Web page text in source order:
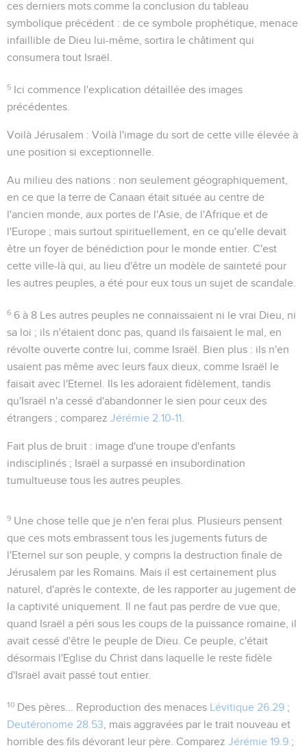
ces derniers mots comme la conclusion du tableau
symbolique précédent : de ce symbole prophétique, menace
infaillible de Dieu lui-même, sortira le châtiment qui
consumera tout Israël.
5 Ici commence l'explication détaillée des images
précédentes.
Voilà Jérusalem : Voilà l'image du sort de cette ville élevée à
une position si exceptionnelle.
Au milieu des nations : non seulement géographiquement,
en ce que la terre de Canaan était située au centre de
l'ancien monde, aux portes de l'Asie, de l'Afrique et de
l'Europe ; mais surtout spirituellement, en ce qu'elle devait
être un foyer de bénédiction pour le monde entier. C'est
cette ville-là qui, au lieu d'être un modèle de sainteté pour
les autres peuples, a été pour eux tous un sujet de scandale.
6 6 à 8 Les autres peuples ne connaissaient ni le vrai Dieu, ni
sa loi ; ils n'étaient donc pas, quand ils faisaient le mal, en
révolte ouverte contre lui, comme Israël. Bien plus : ils n'en
usaient pas même avec leurs faux dieux, comme Israël le
faisait avec l'Eternel. Ils les adoraient fidèlement, tandis
qu'Israël n'a cessé d'abandonner le sien pour ceux des
étrangers ; comparez Jérémie 2.10-11
Fait plus de bruit : image d'une troupe d'enfants
indisciplinés ; Israël a surpassé en insubordination
tumultueuse tous les autres peuples.
9 Une chose telle que je n'en ferai plus . Plusieurs pensent
que ces mots embrassent tous les jugements futurs de
l'Eternel sur son peuple, y compris la destruction finale de
Jérusalem par les Romains. Mais il est certainement plus
naturel, d'après le contexte, de les rapporter au jugement de
la captivité uniquement. Il ne faut pas perdre de vue que,
quand Israël a péri sous les coups de la puissance romaine, il
avait cessé d'être le peuple de Dieu. Ce peuple, c'était
désormais l'Eglise du Christ dans laquelle le reste fidèle
d'Israël avait passé tout entier.
10 Des pères... Reproduction des menaces Lévitique 26.29 ;
Deutéronome 28.53 , mais aggravées par le trait nouveau et
horrible des fils dévorant leur père. Comparez Jérémie 19.9 ;